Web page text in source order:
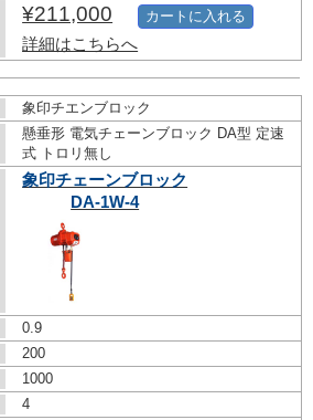
¥211,000
詳細はこちらへ
カートに入れる
象印チエンブロック
懸垂形 電気チェーンブロック DA型 定速
式 トロリ無し
象印チェーンブロック
DA-1W-4
0.9
200
1000
4